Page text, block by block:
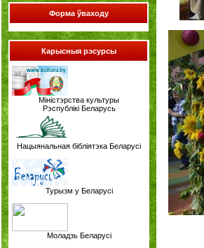
Форма ўваходу
Карысныя рэсурсы
Міністэрства культуры
Рэспублікі Беларусь
Нацыянальная бібліятэка Беларусі
Турызм у Беларусі
Моладзь Беларусі